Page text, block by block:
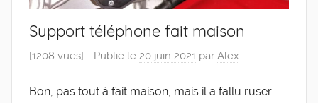
Support téléphone fait maison
[1208 vues] - Publié le 20 juin 2021 par Alex
Bon, pas tout à fait mai­son, mais il a fal­lu ruser